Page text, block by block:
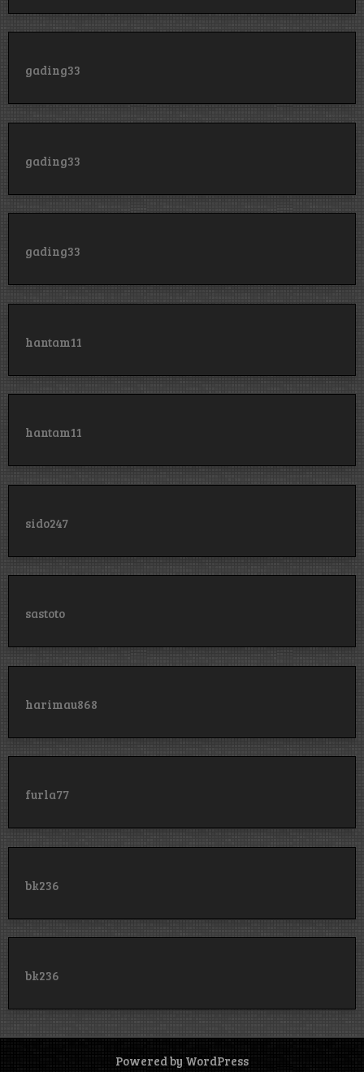
gading33
gading33
gading33
hantam11
hantam11
sido247
sastoto
harimau868
furla77
bk236
bk236
Powered by WordPress